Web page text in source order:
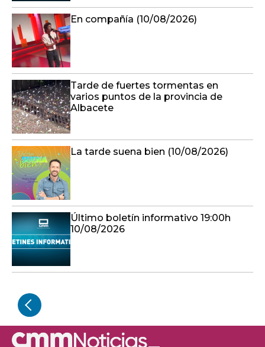
En compañía (10/08/2026)
Tarde de fuertes tormentas en
varios puntos de la provincia de
Albacete
La tarde suena bien (10/08/2026)
Último boletín informativo 19:00h
10/08/2026